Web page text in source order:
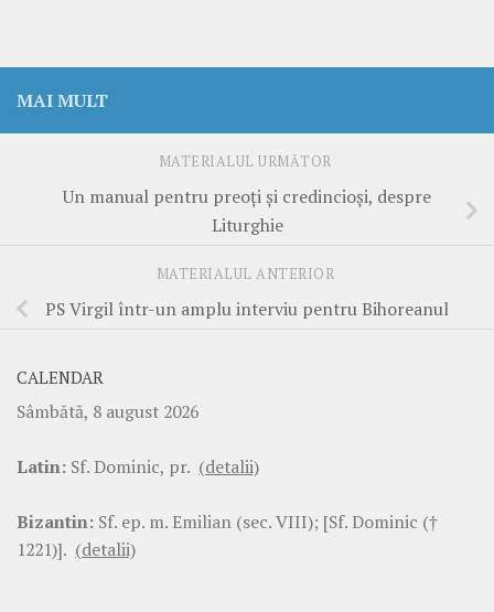
MAI MULT
MATERIALUL URMĂTOR
Un manual pentru preoţi şi credincioşi, despre
Liturghie
MATERIALUL ANTERIOR
PS Virgil într-un amplu interviu pentru Bihoreanul
CALENDAR
Sâmbătă, 8 august 2026
Latin: Sf. Dominic, pr. (detalii)
Bizantin: Sf. ep. m. Emilian (sec. VIII); [Sf. Dominic (†
1221)]. (detalii)